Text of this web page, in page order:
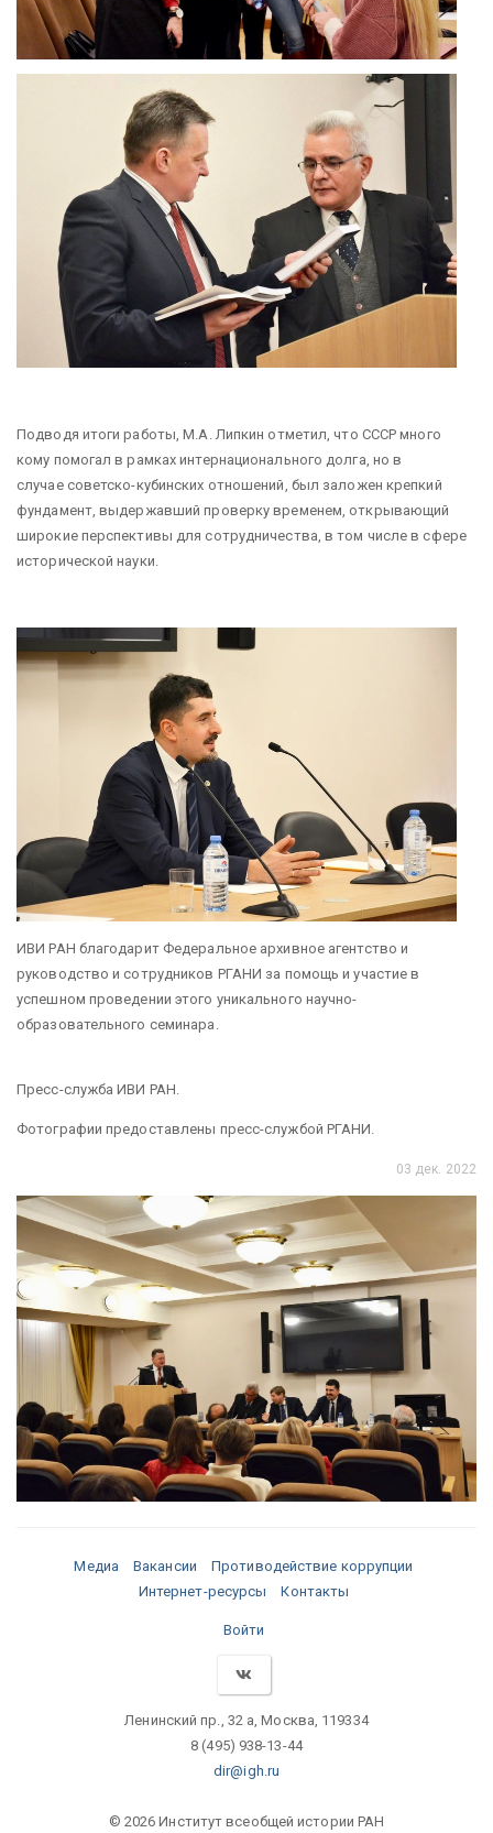
Подводя итоги работы, М.А. Липкин отметил, что СССР много
кому помогал в рамках интернационального долга, но в
случае советско-кубинских отношений, был заложен крепкий
фундамент, выдержавший проверку временем, открывающий
широкие перспективы для сотрудничества, в том числе в сфере
исторической науки.
ИВИ РАН благодарит Федеральное архивное агентство и
руководство и сотрудников РГАНИ за помощь и участие в
успешном проведении этого уникального научно-
образовательного семинара.
Пресс-служба ИВИ РАН.
Фотографии предоставлены пресс-службой РГАНИ.
03 дек. 2022
Медиа Вакансии
Противодействие коррупции
Интернет-ресурсы
Контакты
Войти
Ленинский пр., 32 а, Москва, 119334
8 (495) 938-13-44
dir@igh.ru
© 2026 Институт всеобщей истории РАН